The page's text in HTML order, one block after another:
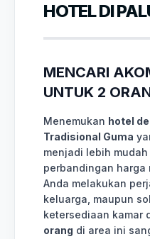
HOTEL DI
MENCARI
UNTUK 2
Menemukan hotel
Tradisional Guma
menjadi lebih
perbandingan harga
Anda melakukan
keluarga, maupun
ketersediaan kamar
orang di area ini